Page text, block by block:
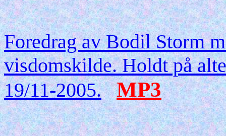
Foredrag av Bodil Storm
visdomskilde. Holdt på
19/11-2005.
MP3